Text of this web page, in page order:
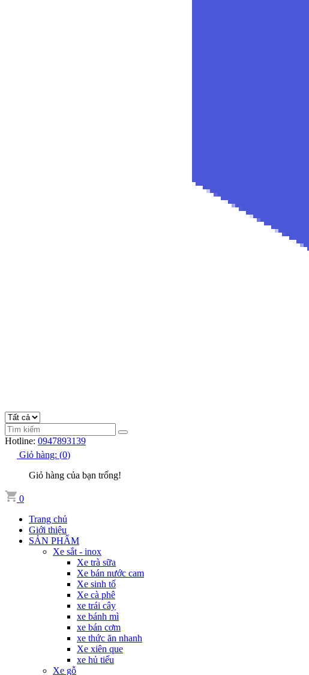
Hotline: 0947893139
Giỏ hàng: (0)
Giỏ hàng của bạn trống!
0
Trang chủ
Giới thiệu
SẢN PHẨM
Xe sắt - inox
Xe trà sữa
Xe bán nước cam
Xe sinh tố
Xe cà phê
xe trái cây
xe bánh mì
xe bán cơm
xe thức ăn nhanh
Xe xiên que
xe hủ tiếu
Xe gỗ